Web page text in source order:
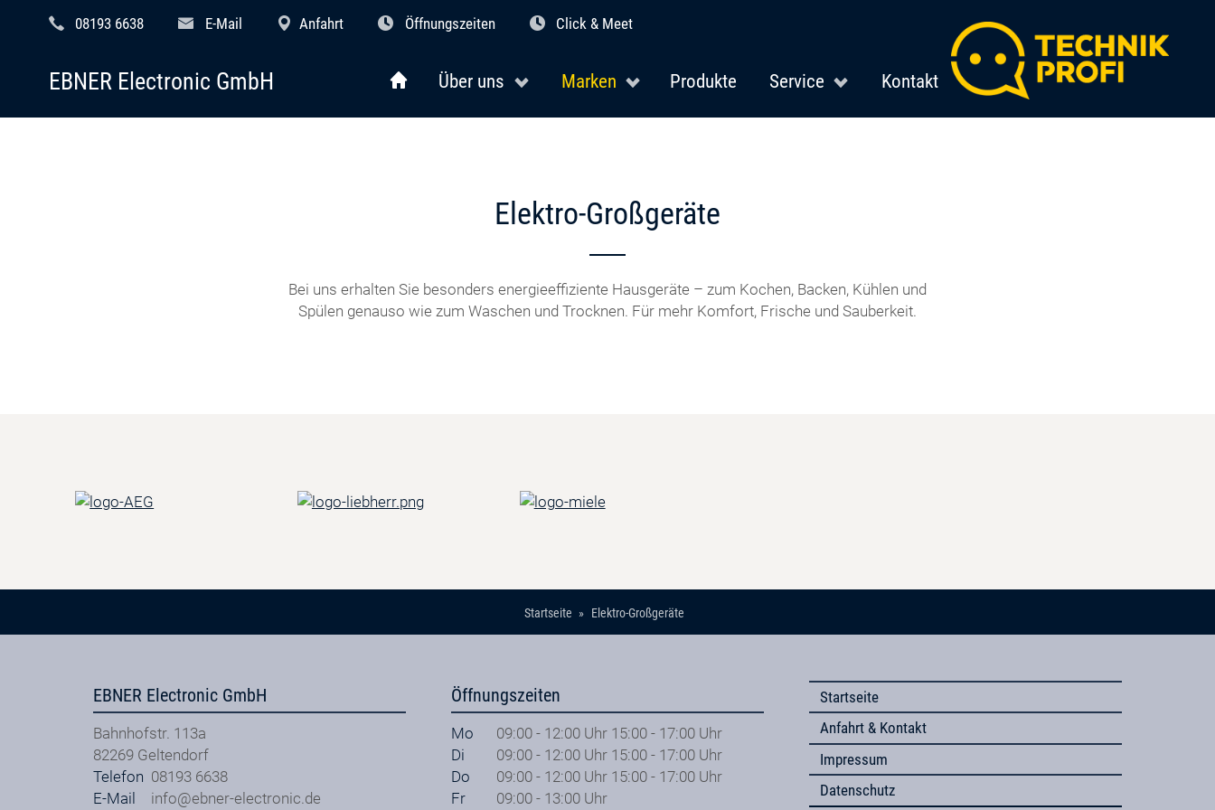
08193 6638 E-Mail Anfahrt Öffnungszeiten Click & Meet
Über uns Marken Produkte Service Kontakt
EBNER Electronic GmbH
Elektro-Großgeräte
Bei uns erhalten Sie besonders energieeffiziente Hausgeräte – zum Kochen, Backen, Kühlen und
Spülen genauso wie zum Waschen und Trocknen. Für mehr Komfort, Frische und Sauberkeit.
Startseite Elektro-Großgeräte
EBNER Electronic GmbH
Bahnhofstr. 113a
82269 Geltendorf
Telefon 08193 6638
E-Mail
info@ebner-electronic.de
Öffnungszeiten
Mo
09:00 - 12:00 Uhr 15:00 - 17:00 Uhr
Di
09:00 - 12:00 Uhr 15:00 - 17:00 Uhr
Do
09:00 - 12:00 Uhr 15:00 - 17:00 Uhr
Fr
09:00 - 13:00 Uhr
Startseite
Anfahrt & Kontakt
Impressum
Datenschutz